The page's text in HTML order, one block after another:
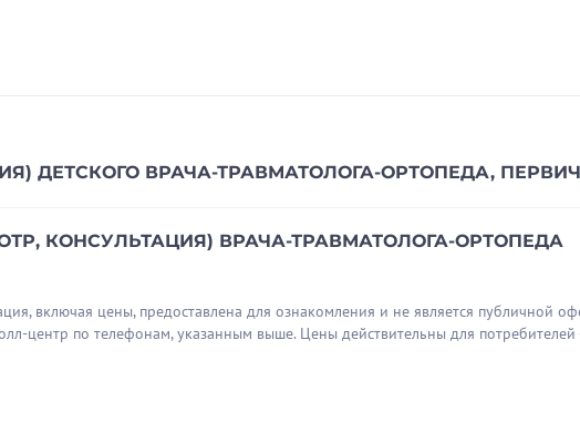
ДЕТСКОГО ВРАЧА-ТРАВМАТОЛОГА-ОРТОПЕДА,
КОНСУЛЬТАЦИЯ) ВРАЧА-ТРАВМАТОЛОГА-ОРТОПЕДА
включая цены, предоставлена для ознакомления и не является публичной
центр по телефонам, указанным выше. Цены действительны для потребителей